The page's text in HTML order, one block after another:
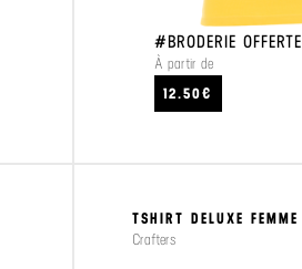
VOIR LE PRODUIT
#BRODERIE OFFERTE
À partir de
12.50€
TSHIRT DELUXE FEMME
Crafters